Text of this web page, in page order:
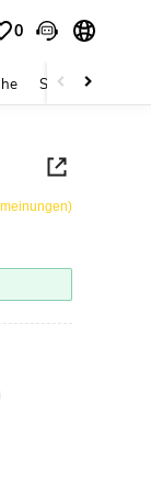
0
Schmuck &